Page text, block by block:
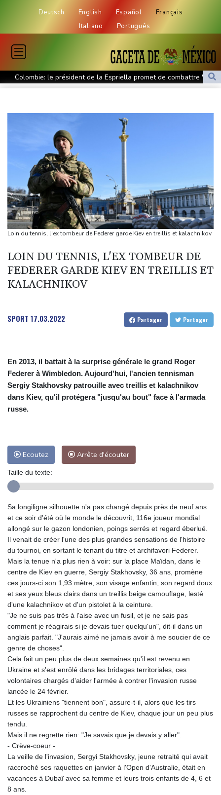
Deutsch English Español
Français
Italiano
Português
Colombie: le président de la Espriella promet de combattre "sans
répit" le narcotrafic
Colombie: le président de la Espriella promet de combattre "sans
répit le narcoterrorisme"
La justice bloque à nouveau la salle de bal de Trump, qui va
saisir la Cour suprême
De la Espriella, un millionnaire pro-Trump à la présidence de la
Colombie
Colombie: le président Abelardo de la Espriella soutenu par
Trump, entre en fonctions
les commerçants
Les Bourses mondiales touchent des sommets après l'emploi
américain
Tour de France: Niewiadoma, géante de Provence
Loin du tennis, l'ex tombeur de Federer garde Kiev en treillis et kalachnikov
LOIN DU TENNIS, L'EX TOMBEUR DE
FEDERER GARDE KIEV EN TREILLIS ET
KALACHNIKOV
SPORT 17.03.2022 Partager Partager
En 2013, il battait à la surprise générale le grand Roger
Federer à Wimbledon. Aujourd'hui, l'ancien tennisman
Sergiy Stakhovsky patrouille avec treillis et kalachnikov
dans Kiev, qu'il protégera "jusqu'au bout" face à l'armada
russe.
Ecoutez Arrête d'écouter
Taille du texte:
Sa longiligne silhouette n'a pas changé depuis près de neuf ans
et ce soir d'été où le monde le découvrit, 116e joueur mondial
allongé sur le gazon londonien, poings serrés et regard éberlué.
Il venait de créer l'une des plus grandes sensations de l'histoire
du tournoi, en sortant le tenant du titre et archifavori Federer.
Mais la tenue n'a plus rien à voir: sur la place Maïdan, dans le
centre de Kiev en guerre, Sergiy Stakhovsky, 36 ans, promène
ces jours-ci son 1,93 mètre, son visage enfantin, son regard doux
et ses yeux bleus clairs dans un treillis beige camouflage, lesté
d'une kalachnikov et d'un pistolet à la ceinture.
"Je ne suis pas très à l'aise avec un fusil, et je ne sais pas
comment je réagirais si je devais tuer quelqu'un", dit-il dans un
anglais parfait. "J'aurais aimé ne jamais avoir à me soucier de ce
genre de choses".
Cela fait un peu plus de deux semaines qu'il est revenu en
Ukraine et s'est enrôlé dans les bridages territoriales, ces
volontaires chargés d'aider l'armée à contrer l'invasion russe
lancée le 24 février.
Et les Ukrainiens "tiennent bon", assure-t-il, alors que les tirs
russes se rapprochent du centre de Kiev, chaque jour un peu plus
tendu.
Mais il ne regrette rien: "Je savais que je devais y aller".
- Crève-coeur -
La veille de l'invasion, Sergyi Stakhovsky, jeune retraité qui avait
raccroché ses raquettes en janvier à l'Open d'Australie, était en
vacances à Dubaï avec sa femme et leurs trois enfants de 4, 6 et
8 ans.